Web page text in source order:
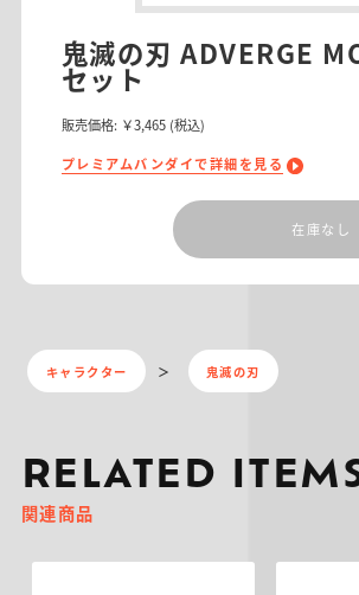
鬼滅の刃 ADVERGE
セット
販売価格: ￥3,465 (税込)
プレミアムバンダイで詳細を見る
在庫なし
キャラクター 鬼滅の刃
RELATED
関連商品